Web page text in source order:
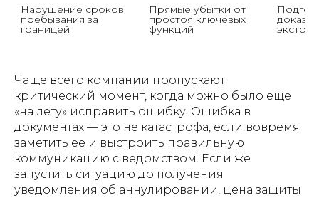
Нарушение сроков
пребывания за
границей
Прямые убытки от
простоя ключевых
функций
Чаще всего компании пропускают
критический момент, когда можно было еще
«на лету» исправить ошибку. Ошибка в
документах — это не катастрофа, если вовремя
заметить ее и выстроить правильную
коммуникацию с ведомством. Если же
запустить ситуацию до получения
уведомления об аннулировании, цена защиты